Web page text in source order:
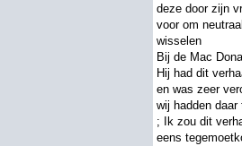
deze door zijn
voor om
wisselen
Bij de Mac
Hij had dit
en was zeer
wij hadden
; Ik zou dit
eens